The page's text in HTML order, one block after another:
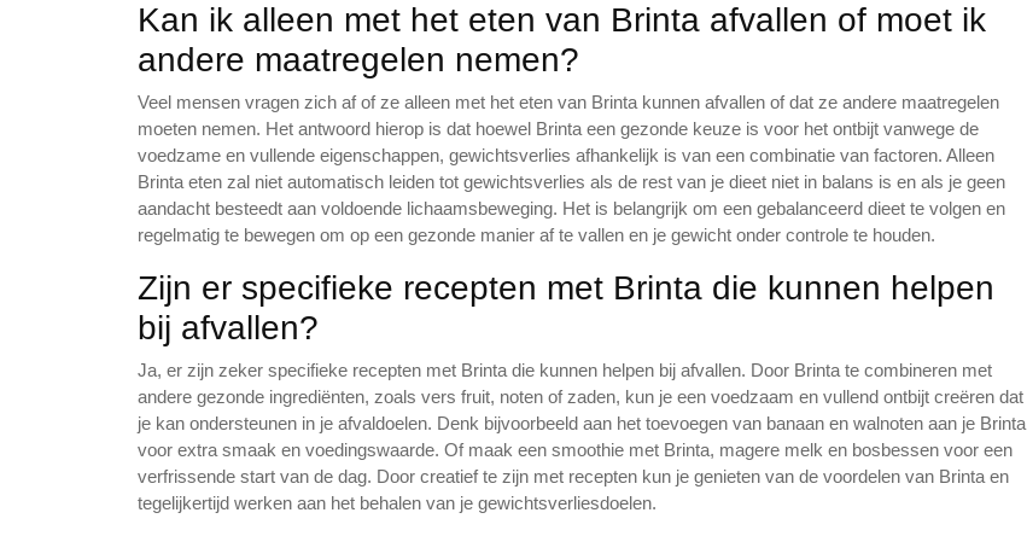
Kan ik alleen met het eten van Brinta afvallen of moet ik
andere maatregelen nemen?
Veel mensen vragen zich af of ze alleen met het eten van Brinta kunnen afvallen of dat ze andere maatregelen
moeten nemen. Het antwoord hierop is dat hoewel Brinta een gezonde keuze is voor het ontbijt vanwege de
voedzame en vullende eigenschappen, gewichtsverlies afhankelijk is van een combinatie van factoren. Alleen
Brinta eten zal niet automatisch leiden tot gewichtsverlies als de rest van je dieet niet in balans is en als je geen
aandacht besteedt aan voldoende lichaamsbeweging. Het is belangrijk om een gebalanceerd dieet te volgen en
regelmatig te bewegen om op een gezonde manier af te vallen en je gewicht onder controle te houden.
Zijn er specifieke recepten met Brinta die kunnen helpen
bij afvallen?
Ja, er zijn zeker specifieke recepten met Brinta die kunnen helpen bij afvallen. Door Brinta te combineren met
andere gezonde ingrediënten, zoals vers fruit, noten of zaden, kun je een voedzaam en vullend ontbijt creëren dat
je kan ondersteunen in je afvaldoelen. Denk bijvoorbeeld aan het toevoegen van banaan en walnoten aan je Brinta
voor extra smaak en voedingswaarde. Of maak een smoothie met Brinta, magere melk en bosbessen voor een
verfrissende start van de dag. Door creatief te zijn met recepten kun je genieten van de voordelen van Brinta en
tegelijkertijd werken aan het behalen van je gewichtsverliesdoelen.